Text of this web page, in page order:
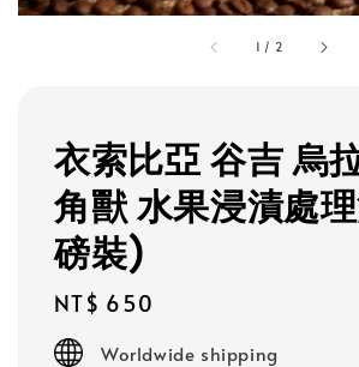
1 / 2
衣索比亞 谷吉 烏
角獸 水果浸漬處
磅裝)
Regular
price
NT$ 650
Worldwide shipping